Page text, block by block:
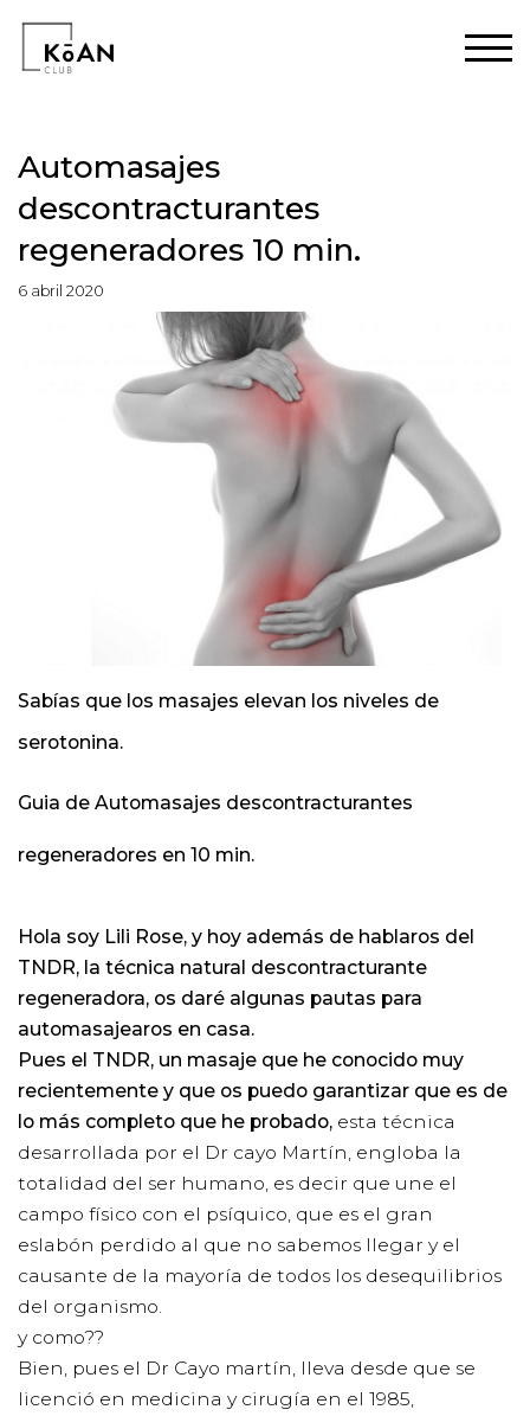
Automasajes
descontracturantes
regeneradores 10 min.
6 abril 2020
Sabías que los masajes elevan los niveles de
serotonina.
Guia de Automasajes descontracturantes
regeneradores en 10 min.
Hola soy Lili Rose, y hoy además de hablaros del
TNDR, la técnica natural descontracturante
regeneradora, os daré algunas pautas para
automasajearos en casa.
Pues el TNDR, un masaje que he conocido muy
recientemente y que os puedo garantizar que es de
lo más completo que he probado, esta técnica
desarrollada por el Dr cayo Martín, engloba la
totalidad del ser humano, es decir que une el
campo físico con el psíquico, que es el gran
eslabón perdido al que no sabemos llegar y el
causante de la mayoría de todos los desequilibrios
del organismo.
y como??
Bien, pues el Dr Cayo martín, lleva desde que se
licenció en medicina y cirugía en el 1985,